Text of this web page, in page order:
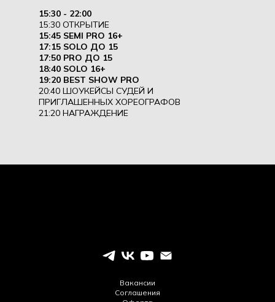
15:30 - 22:00
15:30 ОТКРЫТИЕ
15:45 SEMI PRO 16+
17:15 SOLO ДО 15
17:50 PRO ДО 15
18:40 SOLO 16+
19:20 BEST SHOW PRO
20:40 ШОУКЕЙСЫ СУДЕЙ И
ПРИГЛАШЕННЫХ ХОРЕОГРАФОВ
21:20 НАГРАЖДЕНИЕ
Вакансии
Соглашения